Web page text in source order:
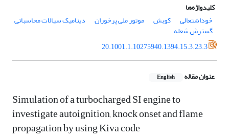
کلیدواژه‌ها
خوداشتعالی
کوبش موتور ملی پرخوران دینامیک سیالات محاسباتی
گسترش شعله
20.1001.1.10275940.1394.15.3.23.3
عنوان مقاله English
Simulation of a turbocharged SI engine to
investigate autoignition, knock onset and flame
propagation by using Kiva code